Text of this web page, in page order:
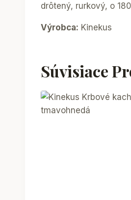
drôtený, rurkový, o
Výrobca: Kinekus
Súvisiace